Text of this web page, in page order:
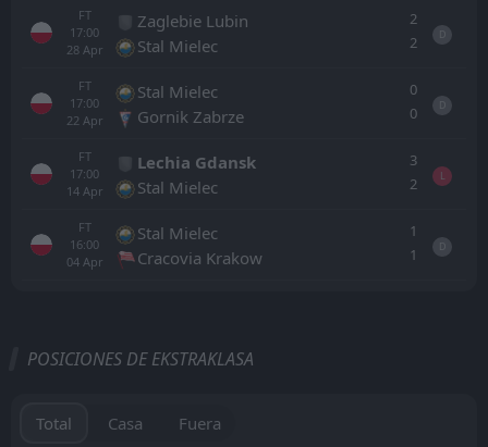
FT
17:00
28 Apr
Zaglebie Lubin
Stal Mielec
2
2
D
FT
17:00
22 Apr
Stal Mielec
Gornik Zabrze
0
0
D
FT
17:00
14 Apr
Lechia Gdansk
Stal Mielec
3
2
L
FT
16:00
04 Apr
Stal Mielec
Cracovia Krakow
1
1
D
POSICIONES DE EKSTRAKLASA
Total Casa Fuera